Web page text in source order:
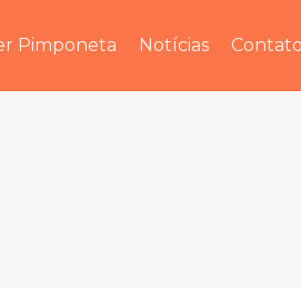
Pimponeta Notícias Contato